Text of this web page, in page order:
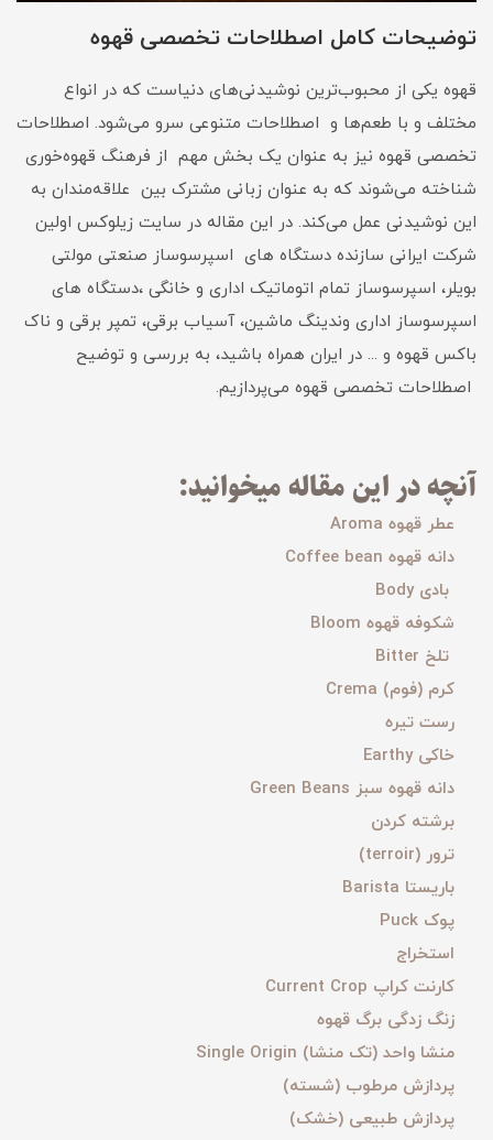
توضیحات کامل اصطلاحات تخصصی قهوه
قهوه یکی از محبوب‌ترین نوشیدنی‌های دنیاست که در انواع
مختلف و با طعم‌ها و اصطلاحات متنوعی سرو می‌شود. اصطلاحات
تخصصی قهوه نیز به عنوان یک بخش مهم از فرهنگ قهوه‌خوری
شناخته می‌شوند که به عنوان زبانی مشترک بین علاقه‌مندان به
این نوشیدنی عمل می‌کند. در این مقاله در سایت زیلوکس اولین
شرکت ایرانی سازنده دستگاه های اسپرسوساز صنعتی مولتی
بویلر، اسپرسوساز تمام اتوماتیک اداری و خانگی ،دستگاه های
اسپرسوساز اداری وندینگ ماشین، آسیاب برقی، تمپر برقی و ناک
باکس قهوه و ... در ایران همراه باشید، به بررسی و توضیح
اصطلاحات تخصصی قهوه می‌پردازیم.
آنچه در این مقاله میخوانید:
عطر قهوه Aroma
دانه قهوه Coffee bean
بادی Body
شکوفه قهوه Bloom
تلخ Bitter
کرم (فوم) Crema
رست تیره
خاکی Earthy
دانه قهوه سبز Green Beans
برشته کردن
ترور (terroir)
باریستا Barista
پوک Puck
استخراج
کارنت کراپ Current Crop
زنگ زدگی برگ قهوه
منشا واحد (تک منشا) Single Origin
پردازش مرطوب (شسته)
پردازش طبیعی (خشک)